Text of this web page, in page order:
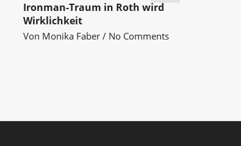
Ironman-Traum in Roth wird
Wirklichkeit
Von Monika Faber / No Comments